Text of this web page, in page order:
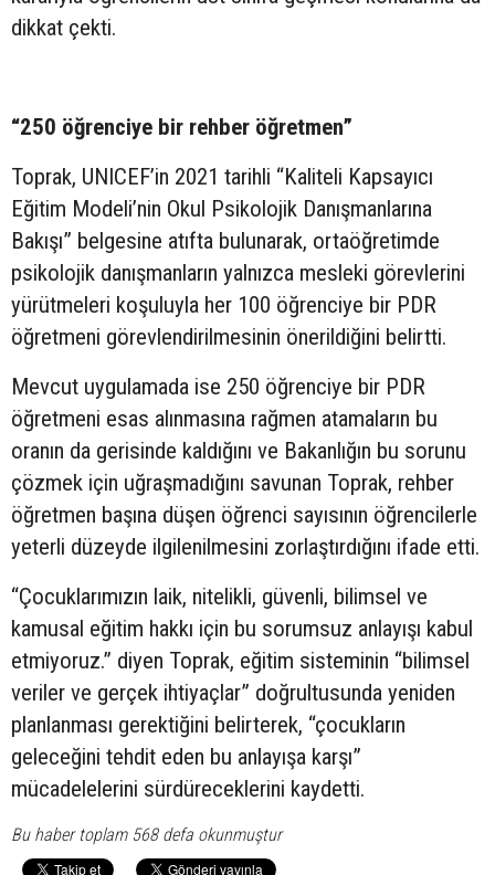
dikkat çekti.
“250 öğrenciye bir rehber öğretmen”
Toprak, UNICEF’in 2021 tarihli “Kaliteli Kapsayıcı
Eğitim Modeli’nin Okul Psikolojik Danışmanlarına
Bakışı” belgesine atıfta bulunarak, ortaöğretimde
psikolojik danışmanların yalnızca mesleki görevlerini
yürütmeleri koşuluyla her 100 öğrenciye bir PDR
öğretmeni görevlendirilmesinin önerildiğini belirtti.
Mevcut uygulamada ise 250 öğrenciye bir PDR
öğretmeni esas alınmasına rağmen atamaların bu
oranın da gerisinde kaldığını ve Bakanlığın bu sorunu
çözmek için uğraşmadığını savunan Toprak, rehber
öğretmen başına düşen öğrenci sayısının öğrencilerle
yeterli düzeyde ilgilenilmesini zorlaştırdığını ifade etti.
“Çocuklarımızın laik, nitelikli, güvenli, bilimsel ve
kamusal eğitim hakkı için bu sorumsuz anlayışı kabul
etmiyoruz.” diyen Toprak, eğitim sisteminin “bilimsel
veriler ve gerçek ihtiyaçlar” doğrultusunda yeniden
planlanması gerektiğini belirterek, “çocukların
geleceğini tehdit eden bu anlayışa karşı”
mücadelelerini sürdüreceklerini kaydetti.
Bu haber toplam 568 defa okunmuştur